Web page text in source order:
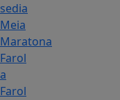
sedia
Meia
Maratona
Farol
a
Farol